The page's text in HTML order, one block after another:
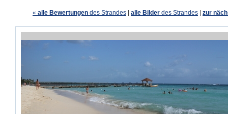
« alle Bewertungen des Strandes alle Bilder des Strandes zur